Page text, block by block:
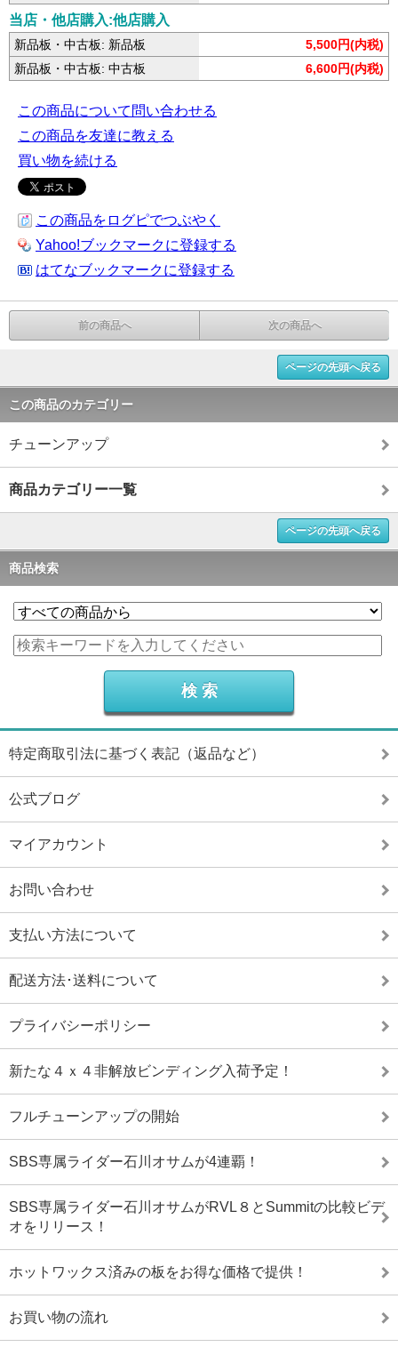
当店・他店購入:他店購入
新品板・中古板: 新品板
5,500円(内税)
新品板・中古板: 中古板
6,600円(内税)
この商品について問い合わせる
この商品を友達に教える
買い物を続ける
この商品をログピでつぶやく
Yahoo!ブックマークに登録する
はてなブックマークに登録する
前の商品へ 次の商品へ
ページの先頭へ戻る
この商品のカテゴリー
チューンアップ
商品カテゴリー一覧
ページの先頭へ戻る
商品検索
特定商取引法に基づく表記（返品など）
公式ブログ
マイアカウント
お問い合わせ
支払い方法について
配送方法･送料について
プライバシーポリシー
新たな４ｘ４非解放ビンディング入荷予定！
フルチューンアップの開始
SBS専属ライダー石川オサムが4連覇！
SBS専属ライダー石川オサムがRVL８とSummitの比較ビデ
オをリリース！
ホットワックス済みの板をお得な価格で提供！
お買い物の流れ